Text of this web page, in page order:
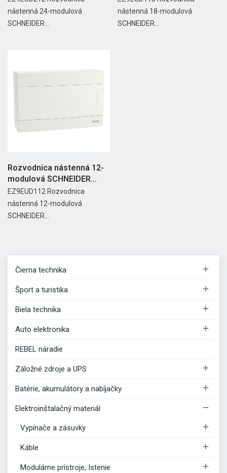
Čierna technika 
Šport a turistika 
Biela technika 
Auto elektronika 
REBEL náradie
Záložné zdroje a UPS 
Batérie, akumulátory a nabíjačky 
Elektroinštalačný materiál 
Vypínače a zásuvky 
Káble 
Modulárne prístroje, Istenie 
nástenná 24-modulová
SCHNEIDER...
nástenná 18-modulová
SCHNEIDER...
Rozvodnica nástenná 12-
modulová SCHNEIDER
EASY9...
EZ9EUD112 Rozvodnica
nástenná 12-modulová
SCHNEIDER...